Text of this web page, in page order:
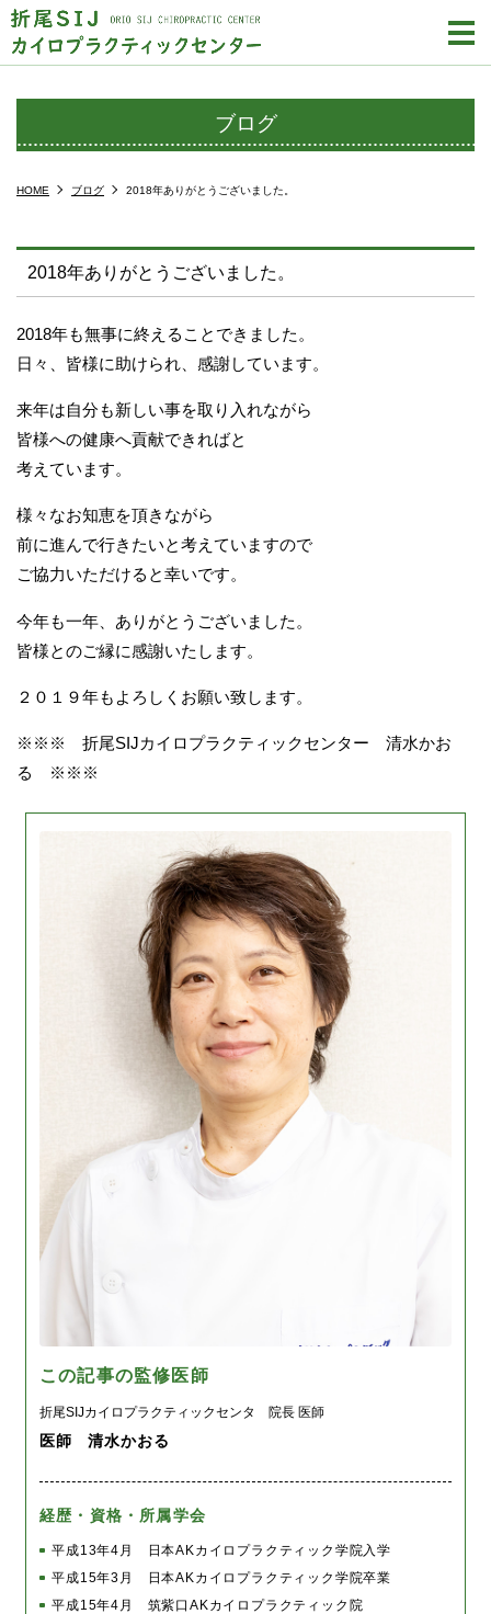
ブログ
HOME ブログ 2018年ありがとうございました。
2018年ありがとうございました。
2018年も無事に終えることできました。
日々、皆様に助けられ、感謝しています。
来年は自分も新しい事を取り入れながら
皆様への健康へ貢献できればと
考えています。
様々なお知恵を頂きながら
前に進んで行きたいと考えていますので
ご協力いただけると幸いです。
今年も一年、ありがとうございました。
皆様とのご縁に感謝いたします。
２０１９年もよろしくお願い致します。
※※※ 折尾SIJカイロプラクティックセンター 清水かお
る ※※※
この記事の監修医師
折尾SIJカイロプラクティックセンタ 院長 医師
医師 清水かおる
経歴・資格・所属学会
平成13年4月 日本AKカイロプラクティック学院入学
平成15年3月 日本AKカイロプラクティック学院卒業
平成15年4月 筑紫口AKカイロプラクティック院